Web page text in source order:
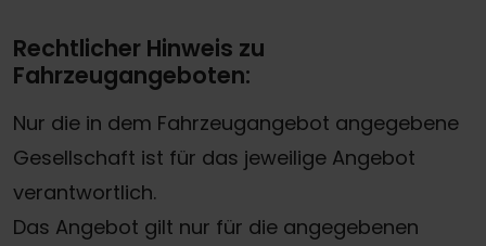
Rechtlicher Hinweis zu
Fahrzeugangeboten:
Nur die in dem Fahrzeugangebot angegebene
Gesellschaft ist für das jeweilige Angebot
verantwortlich.
Das Angebot gilt nur für die angegebenen